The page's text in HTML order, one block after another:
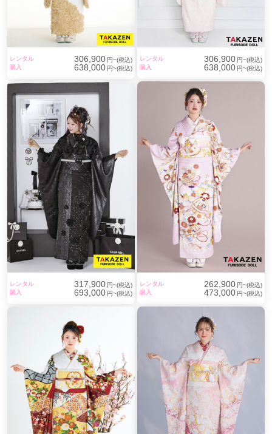
伝統も時代のトレンドも大切にしながら、
わたしたちはシンプルに
自分たちの“好き”をカタチにします。
誰にも真似できない圧倒的な
可愛さを誇る振袖とコーディネート。
一生に一度の成人式に、
自分が一番かわいいと思って欲しいから
一切の妥協をせずに
『キラキラかわいい一番』を追求します。
わたしたちTAKAZENの振袖で、
お客さまが一番輝き、
かわいらしさを纏ってほしい。
その親御さまの想いにも寄り添って、
見えない部分にまで
心を込め丁寧な所作を大切にしています。
レンタル 306,900 円~(税込)
購入
638,000 円~(税込)
レンタル 306,900 円~(税込)
購入
638,000 円~(税込)
レンタル 317,900 円~(税込)
購入
693,000 円~(税込)
レンタル 262,900 円~(税込)
購入
473,000 円~(税込)